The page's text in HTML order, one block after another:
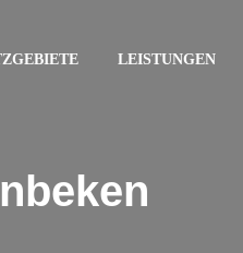
LEISTUNGEN